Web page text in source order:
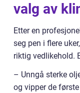
valg av
Etter en
seg pen i flere
riktig vedlikehold.
– Unngå sterke
og vipper de